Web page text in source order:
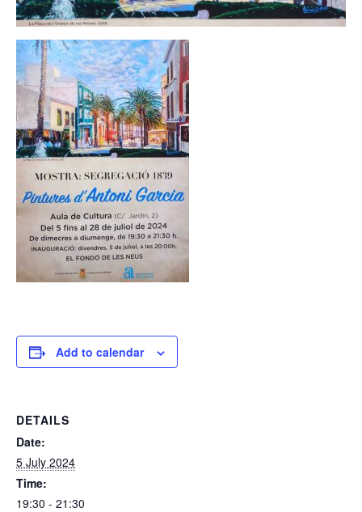
Add to calendar
DETAILS
Date:
5 July 2024
Time:
19:30 - 21:30